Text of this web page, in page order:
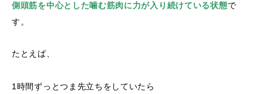
側頭筋を中心とした噛む筋肉に力が入り続けている状態で
す。
たとえば、
1時間ずっとつま先立ちをしていたら